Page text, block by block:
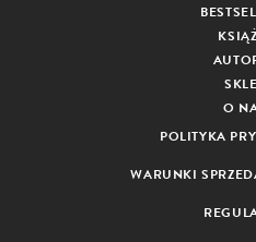
O
POLITYKA
WARUNKI